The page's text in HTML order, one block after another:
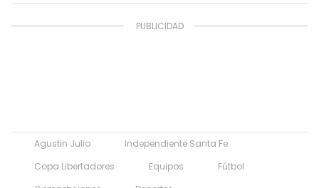
Agustin Julio
Independiente Santa Fe
Copa Libertadores
Equipos
Fútbol